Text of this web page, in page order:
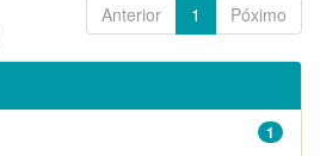
Anterior 1 Póximo
1